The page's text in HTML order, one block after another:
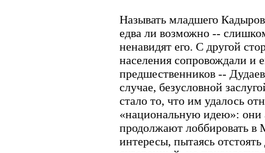
Называть младшего
едва ли возможно --
ненавидят его. С другой
населения сопровождали и
предшественников --
случае, безусловной
стало то, что им удалось
«национальную идею»: они
продолжают лоббировать в
интересы, пытаясь